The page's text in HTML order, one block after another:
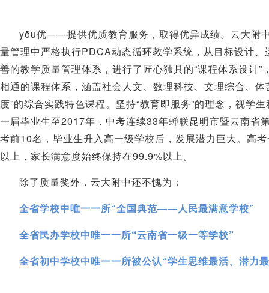
yōu优——提供优质教育服务，取得优异成绩。云大附
量管理中严格执行PDCA动态循环教学系统，从目标设计
善的教学质量管理体系，进行了匠心独具的“课程体系设计”
相通的课程体系，涵盖社会人文、数理科技、文理综合、
度”的综合实践特色课程。坚持“教育即服务”的理念，视学
一届毕业生至2017年，中考连续33年蝉联昆明市暨云南省
考前10名，毕业生升入高一级学校后，发展潜力巨大。高
以上，家长满意度始终保持在99.9% 以上。
除了质量奖外，云大附中还不愧为：
全省学校中唯一一所“全国典范—— 人民最满意学校”
全省民办学校中唯一一所“云南省一级一等学校”
全省初中学校中唯一一所被公认 “学生思维最活、潜力